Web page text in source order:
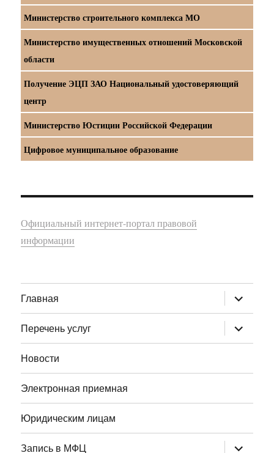
Министерство строительного комплекса МО
Министерство имущественных отношений Московской
области
Получение ЭЦП ЗАО Национальный удостоверяющий
центр
Министерство Юстиции Российской Федерации
Цифровое муниципальное образование
Официальный интернет-портал правовой
информации
Главная раскрыть
дочернее
меню
Перечень услуг
раскрыть
дочернее
меню
Новости
Электронная приемная
Юридическим лицам
Запись в МФЦ раскрыть